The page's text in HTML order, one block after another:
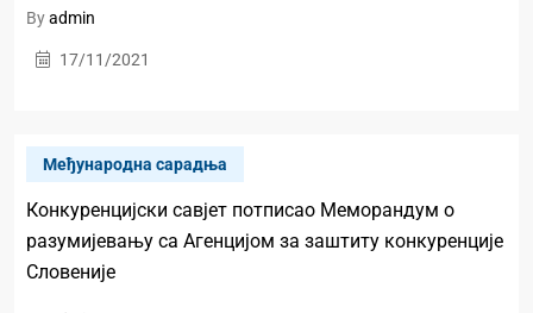
Byadmin
17/11/2021
Mеђународна сарадња
Конкуренцијски савјет потписао Меморандум о
разумијевању са Агенцијом за заштиту конкуренције
Словеније